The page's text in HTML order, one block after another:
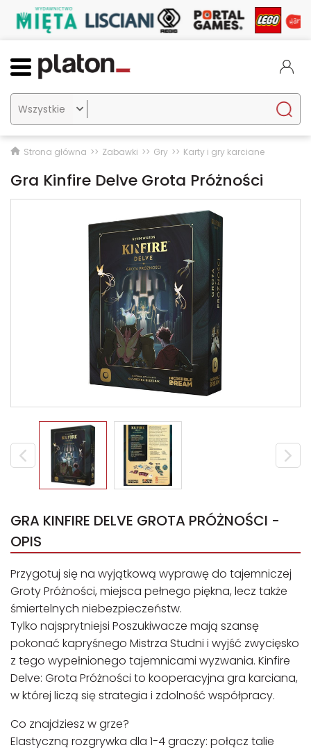

Strona główna Zabawki Gry Karty i gry karciane
Gra Kinfire Delve Grota Próżności
GRA KINFIRE DELVE GROTA PRÓŻNOŚCI -
OPIS
Przygotuj się na wyjątkową wyprawę do tajemniczej
Groty Próżności, miejsca pełnego piękna, lecz także
śmiertelnych niebezpieczeństw.
Tylko najsprytniejsi Poszukiwacze mają szansę
pokonać kapryśnego Mistrza Studni i wyjść zwycięsko
z tego wypełnionego tajemnicami wyzwania. Kinfire
Delve: Grota Próżności to kooperacyjna gra karciana,
w której liczą się strategia i zdolność współpracy.
Co znajdziesz w grze?
Elastyczną rozgrywka dla 1-4 graczy: połącz talie